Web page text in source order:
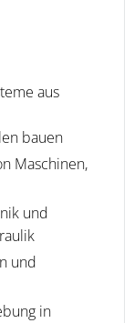
aus
bauen
Maschinen,
und
und
in